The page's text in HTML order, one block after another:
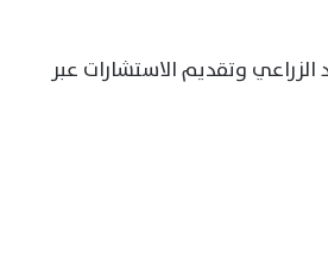
وتقديم الاستشارات عبر